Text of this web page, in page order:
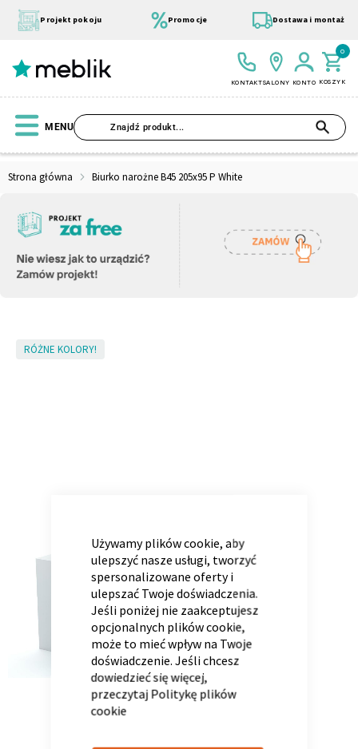
Używamy plików cookie, aby
ulepszyć nasze usługi, tworzyć
spersonalizowane oferty i
ulepszać Twoje doświadczenia.
Jeśli poniżej nie zaakceptujesz
opcjonalnych plików cookie,
może to mieć wpływ na Twoje
doświadczenie. Jeśli chcesz
dowiedzieć się więcej,
przeczytaj Politykę plików
cookie
treści
Projekt pokoju Promocje Dostawa i montaż
KONTAKTSALONY KONTO KOSZYK
0
MENU
Strona główna Biurko narożne B45 205x95 P White
SkipRÓŻNE KOLORY!
Wszystkie Kolekcje Modułowe
Skandynawskie Dziecięce
Szafa Łóżko
Regał Szafka RTV
Materace Pufy
Wszystkie dodatki